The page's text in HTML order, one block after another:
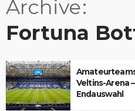
Archive
Fortuna
Veltins-Arena
Endauswahl